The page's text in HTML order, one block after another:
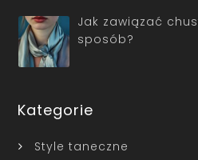
Jak zawiązać
sposób?
Kategorie
Style taneczne